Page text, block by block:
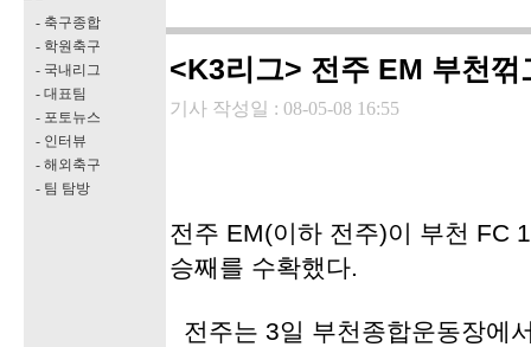
- 축구종합
- 학원축구
- 국내리그
- 대표팀
- 포토뉴스
- 인터뷰
- 해외축구
- 팀 탐방
<K3리그> 전주 EM 부천꺾
기사 작성일 : 08-05-08 16:55
전주 EM(이하 전주)이 부천 FC
승째를 수확했다.
전주는 3일 부천종합운동장에